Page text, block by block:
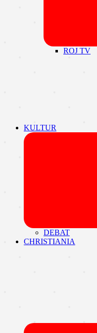
ROJ TV
KULTUR
DEBAT
CHRISTIANIA